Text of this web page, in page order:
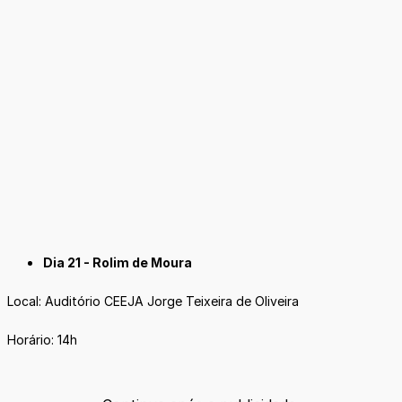
Dia 21 - Rolim de Moura
Local: Auditório CEEJA Jorge Teixeira de Oliveira
Horário: 14h